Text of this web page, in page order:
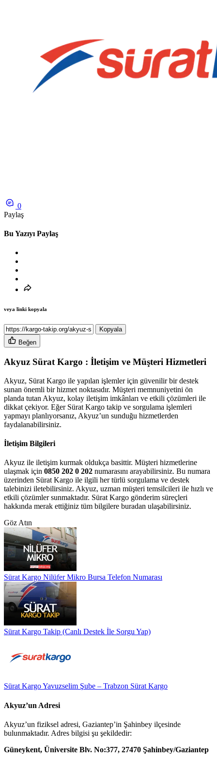
0
Paylaş
Bu Yazıyı Paylaş
veya linki kopyala
Kopyala
Beğen
Akyuz Sürat Kargo : İletişim ve Müşteri Hizmetleri
Akyuz, Sürat Kargo ile yapılan işlemler için güvenilir bir destek
sunan önemli bir hizmet noktasıdır. Müşteri memnuniyetini ön
planda tutan Akyuz, kolay iletişim imkânları ve etkili çözümleri ile
dikkat çekiyor. Eğer Sürat Kargo takip ve sorgulama işlemleri
yapmayı planlıyorsanız, Akyuz’un sunduğu hizmetlerden
faydalanabilirsiniz.
İletişim Bilgileri
Akyuz ile iletişim kurmak oldukça basittir. Müşteri hizmetlerine
ulaşmak için 0850 202 0 202 numarasını arayabilirsiniz. Bu numara
üzerinden Sürat Kargo ile ilgili her türlü sorgulama ve destek
talebinizi iletebilirsiniz. Akyuz, uzman müşteri temsilcileri ile hızlı ve
etkili çözümler sunmaktadır. Sürat Kargo gönderim süreçleri
hakkında merak ettiğiniz tüm bilgilere buradan ulaşabilirsiniz.
Göz Atın
Sürat Kargo Nilüfer Mikro Bursa Telefon Numarası
Sürat Kargo Takip (Canlı Destek İle Sorgu Yap)
Sürat Kargo Yavuzselim Şube – Trabzon Sürat Kargo
Akyuz’un Adresi
Akyuz’un fiziksel adresi, Gaziantep’in Şahinbey ilçesinde
bulunmaktadır. Adres bilgisi şu şekildedir:
Güneykent, Üniversite Blv. No:377, 27470 Şahinbey/Gaziantep